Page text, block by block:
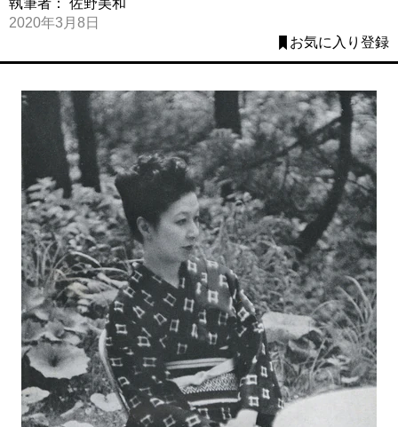
執筆者： 佐野美和
2020年3月8日
お気に入り登録